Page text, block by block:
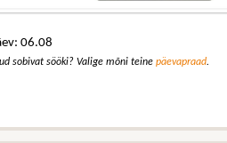
06.08
sobivat sööki? Valige mõni teine päevapraad.